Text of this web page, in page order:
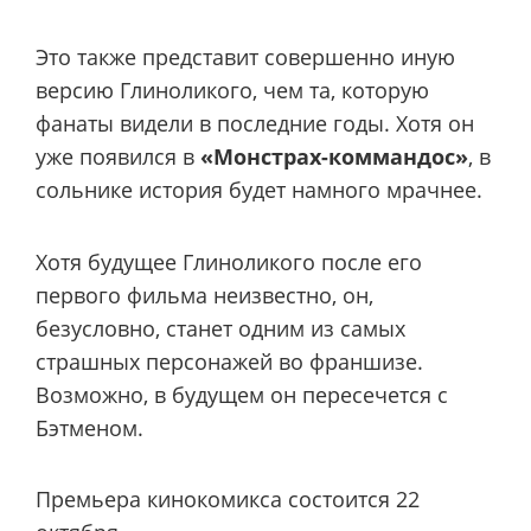
Это также представит совершенно иную
версию Глиноликого, чем та, которую
фанаты видели в последние годы. Хотя он
уже появился в «Монстрах-коммандос», в
сольнике история будет намного мрачнее.
Хотя будущее Глиноликого после его
первого фильма неизвестно, он,
безусловно, станет одним из самых
страшных персонажей во франшизе.
Возможно, в будущем он пересечется с
Бэтменом.
Премьера кинокомикса состоится 22